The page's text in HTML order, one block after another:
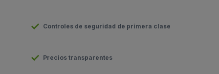
Controles de seguridad de primera clase
Precios transparentes